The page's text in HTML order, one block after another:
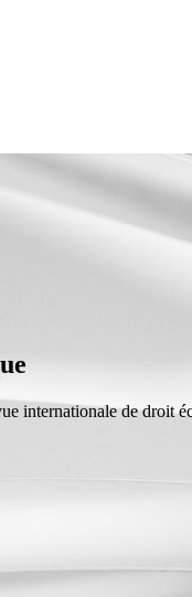
internationale de droit